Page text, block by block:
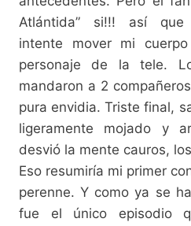
Atlántida” si!!! así que
intente mover mi
personaje de la tele.
mandaron a 2
pura envidia. Triste final,
ligeramente mojado y
desvió la mente cauros,
Eso resumiría mi primer
perenne. Y como ya se
fue el único episodio